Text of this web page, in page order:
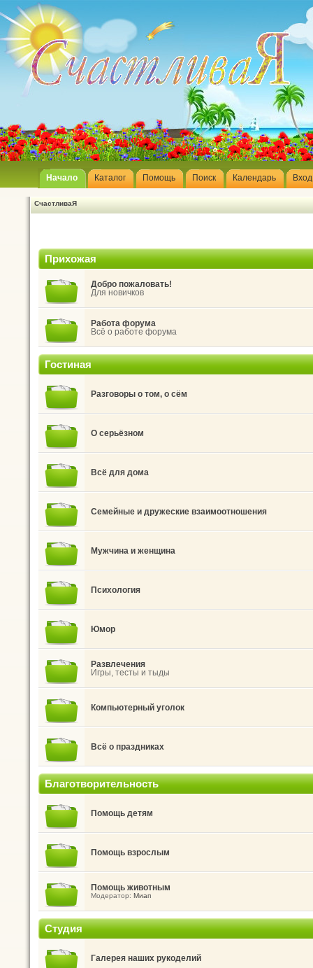
Начало Каталог Помощь Поиск Календарь Вход
СчастливаЯ
Прихожая
Добро пожаловать!
Для новичков
Работа форума
Всё о работе форума
Гостиная
Разговоры о том, о сём
О серьёзном
Всё для дома
Семейные и дружеские взаимоотношения
Мужчина и женщина
Психология
Юмор
Развлечения
Игры, тесты и тыды
Компьютерный уголок
Всё о праздниках
Благотворительность
Помощь детям
Помощь взрослым
Помощь животным
Модератор: Миап
Студия
Галерея наших рукоделий